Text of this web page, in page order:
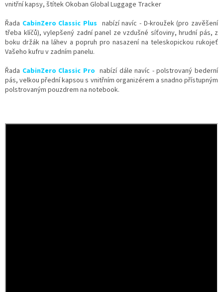
y
ý
p
i
vnitřní kapsy, štítek Okoban Global Luggage Tracker
Řada CabinZero Classic Plus nabízí navíc - D-kroužek (pro zavěšení
třeba klíčů), vylepšený zadní panel ze vzdušné síťoviny, hrudní pás, z
boku držák na láhev a popruh pro nasazení na teleskopickou rukojeť
Vašeho kufru v zadním panelu.
Řada CabinZero Classic Pro nabízí dále navíc - polstrovaný bederní
pás, velkou přední kapsou s vnitřním organizérem a snadno přístupným
polstrovaným pouzdrem na notebook.